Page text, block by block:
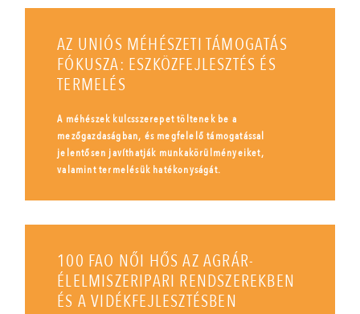
AZ UNIÓS MÉHÉSZETI TÁMOGATÁS
FÓKUSZA: ESZKÖZFEJLESZTÉS ÉS
TERMELÉS
A méhészek kulcsszerepet töltenek be a
mezőgazdaságban, és megfelelő támogatással
jelentősen javíthatják munkakörülményeiket,
valamint termelésük hatékonyságát.
100 FAO NŐI HŐS AZ AGRÁR-
ÉLELMISZERIPARI RENDSZEREKBEN
ÉS A VIDÉKFEJLESZTÉSBEN